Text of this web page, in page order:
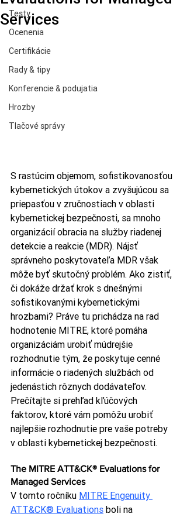
Testy
Ocenenia
Certifikácie
Rady & tipy
Konferencie & podujatia
Hrozby
Tlačové správy
Services
S rastúcim objemom, sofistikovanosťou
kybernetických útokov a zvyšujúcou sa
priepasťou v zručnostiach v oblasti
kybernetickej bezpečnosti, sa mnoho
organizácií obracia na služby riadenej
detekcie a reakcie (MDR). Nájsť
správneho poskytovateľa MDR však
môže byť skutočný problém. Ako zistiť,
či dokáže držať krok s dnešnými
sofistikovanými kybernetickými
hrozbami? Práve tu prichádza na rad
hodnotenie MITRE, ktoré pomáha
organizáciám urobiť múdrejšie
rozhodnutie tým, že poskytuje cenné
informácie o riadených službách od
jedenástich rôznych dodávateľov.
Prečítajte si prehľad kľúčových
faktorov, ktoré vám pomôžu urobiť
najlepšie rozhodnutie pre vaše potreby
v oblasti kybernetickej bezpečnosti.
The MITRE ATT&CK® Evaluations for
Managed Services
V tomto ročníku MITRE Engenuity
ATT&CK® Evaluations boli na